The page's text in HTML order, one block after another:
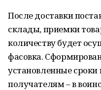
После доставки
склады, приемки
количеству будет
фасовка.
установленные
получателям – в